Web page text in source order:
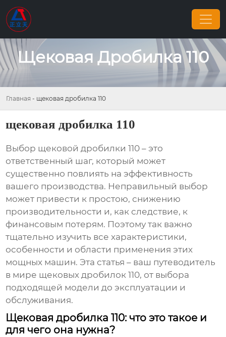
Щековая Дробилка 110
Главная - щековая дробилка 110
щековая дробилка 110
Выбор щековой дробилки 110 – это
ответственный шаг, который может
существенно повлиять на эффективность
вашего производства. Неправильный выбор
может привести к простою, снижению
производительности и, как следствие, к
финансовым потерям. Поэтому так важно
тщательно изучить все характеристики,
особенности и области применения этих
мощных машин. Эта статья – ваш путеводитель
в мире щековых дробилок 110, от выбора
подходящей модели до эксплуатации и
обслуживания.
Щековая дробилка 110: что это такое и
для чего она нужна?